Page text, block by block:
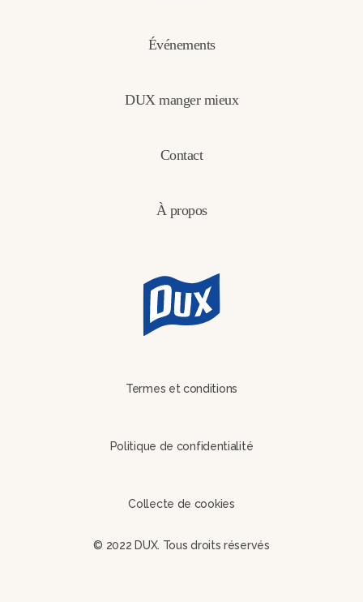
Événements
DUX manger mieux
Contact
À propos
Termes et conditions
Politique de confidentialité
Collecte de cookies
© 2022 DUX. Tous droits réservés